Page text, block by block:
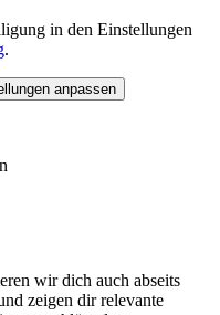
in den Einstellungen
.
anpassen
wir dich auch abseits
zeigen dir relevante